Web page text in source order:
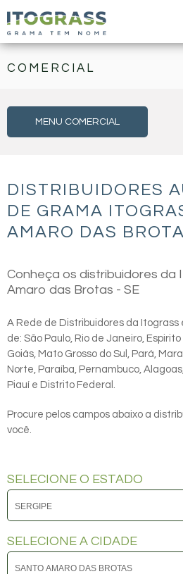
COMERCIAL
MENU COMERCIAL
DISTRIBUIDORES
DE GRAMA
AMARO DAS
Conheça os distribuidores da
Amaro das Brotas - SE
A Rede de Distribuidores da
de: São Paulo, Rio de Janeiro,
Goiás, Mato Grosso do Sul, Pará,
Norte, Paraíba, Pernambuco,
Piauí e Distrito Federal.
Procure pelos campos abaixo a
você.
SELECIONE O ESTADO
SELECIONE A CIDADE